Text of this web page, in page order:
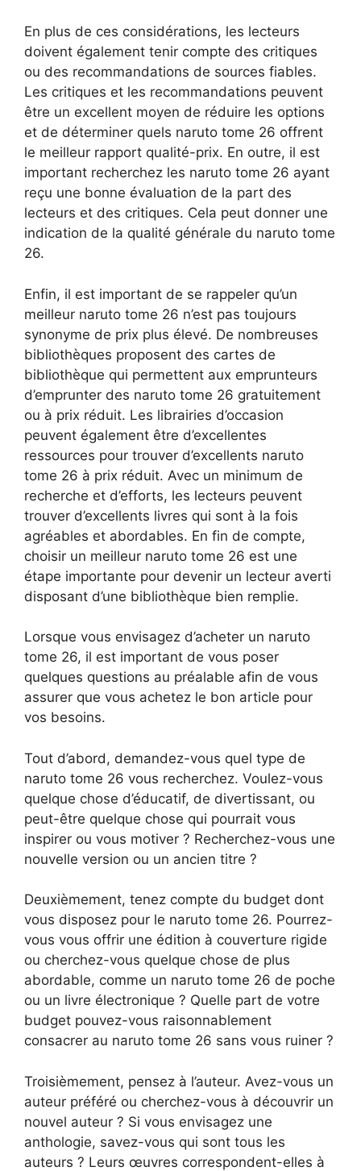
En plus de ces considérations, les lecteurs
doivent également tenir compte des critiques
ou des recommandations de sources fiables.
Les critiques et les recommandations peuvent
être un excellent moyen de réduire les options
et de déterminer quels naruto tome 26 offrent
le meilleur rapport qualité-prix. En outre, il est
important recherchez les naruto tome 26 ayant
reçu une bonne évaluation de la part des
lecteurs et des critiques. Cela peut donner une
indication de la qualité générale du naruto tome
26.
Enfin, il est important de se rappeler qu’un
meilleur naruto tome 26 n’est pas toujours
synonyme de prix plus élevé. De nombreuses
bibliothèques proposent des cartes de
bibliothèque qui permettent aux emprunteurs
d’emprunter des naruto tome 26 gratuitement
ou à prix réduit. Les librairies d’occasion
peuvent également être d’excellentes
ressources pour trouver d’excellents naruto
tome 26 à prix réduit. Avec un minimum de
recherche et d’efforts, les lecteurs peuvent
trouver d’excellents livres qui sont à la fois
agréables et abordables. En fin de compte,
choisir un meilleur naruto tome 26 est une
étape importante pour devenir un lecteur averti
disposant d’une bibliothèque bien remplie.
Lorsque vous envisagez d’acheter un naruto
tome 26, il est important de vous poser
quelques questions au préalable afin de vous
assurer que vous achetez le bon article pour
vos besoins.
Tout d’abord, demandez-vous quel type de
naruto tome 26 vous recherchez. Voulez-vous
quelque chose d’éducatif, de divertissant, ou
peut-être quelque chose qui pourrait vous
inspirer ou vous motiver ? Recherchez-vous une
nouvelle version ou un ancien titre ?
Deuxièmement, tenez compte du budget dont
vous disposez pour le naruto tome 26. Pourrez-
vous vous offrir une édition à couverture rigide
ou cherchez-vous quelque chose de plus
abordable, comme un naruto tome 26 de poche
ou un livre électronique ? Quelle part de votre
budget pouvez-vous raisonnablement
consacrer au naruto tome 26 sans vous ruiner ?
Troisièmement, pensez à l’auteur. Avez-vous un
auteur préféré ou cherchez-vous à découvrir un
nouvel auteur ? Si vous envisagez une
anthologie, savez-vous qui sont tous les
auteurs ? Leurs œuvres correspondent-elles à